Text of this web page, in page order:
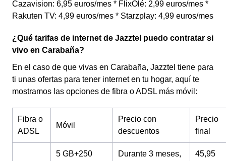
Cazavision: 6,95 euros/mes * FlixOlé: 2,99 euros/mes *
Rakuten TV: 4,99 euros/mes * Starzplay: 4,99 euros/mes
¿Qué tarifas de internet de Jazztel puedo contratar si
vivo en Carabaña?
En el caso de que vivas en Carabaña, Jazztel tiene para
ti unas ofertas para tener internet en tu hogar, aquí te
mostramos las opciones de fibra o ADSL más móvil:
Fibra o
ADSL
Móvil
Precio con
descuentos
Precio
final
5 GB+250
Durante 3 meses,
45,95